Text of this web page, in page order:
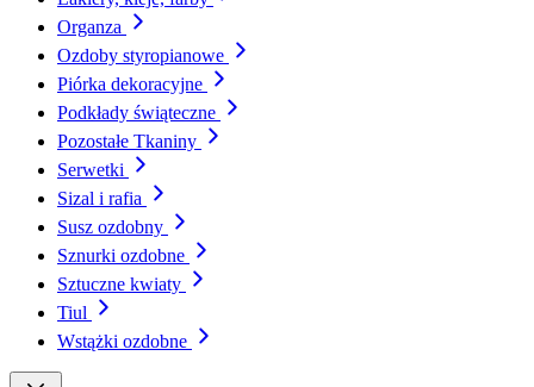
Organza
Ozdoby styropianowe
Piórka dekoracyjne
Podkłady świąteczne
Pozostałe Tkaniny
Serwetki
Sizal i rafia
Susz ozdobny
Sznurki ozdobne
Sztuczne kwiaty
Tiul
Wstążki ozdobne